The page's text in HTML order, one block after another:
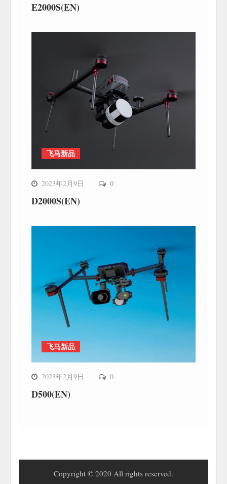
E2000S(EN)
飞马新品
2023年2月9日 0
D2000S(EN)
飞马新品
2023年2月9日 0
D500(EN)
Copyright © 2020 All rights reserved.